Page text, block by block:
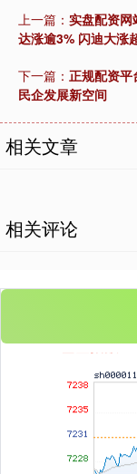
上一篇： 实盘配资网
达涨逾3% 闪迪大涨
下一篇： 正规配资
民企发展新空间
相关文章
相关评论